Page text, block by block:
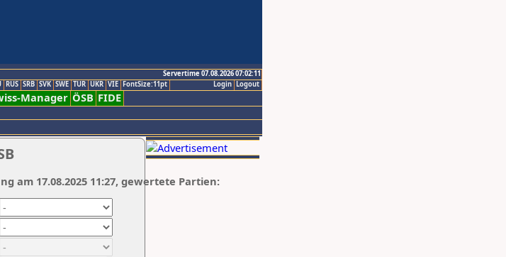
Servertime 07.08.2026 07:02:11
Logout
Login
RUS SRB SVK SWE TUR UKR VIE FontSize:11pt
Manager ÖSB FIDE
am 17.08.2025 11:27, gewertete Partien: